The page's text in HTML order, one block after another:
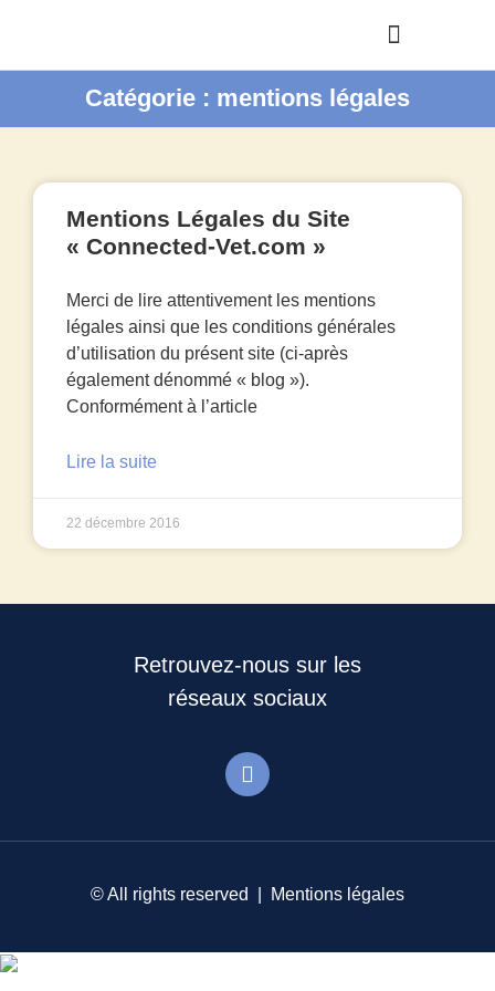
Catégorie : mentions légales
Mentions Légales du Site
« Connected-Vet.com »
Merci de lire attentivement les mentions
légales ainsi que les conditions générales
d’utilisation du présent site (ci-après
également dénommé « blog »).
Conformément à l’article
Lire la suite
22 décembre 2016
Retrouvez-nous sur les
réseaux sociaux
© All rights reserved | Mentions légales